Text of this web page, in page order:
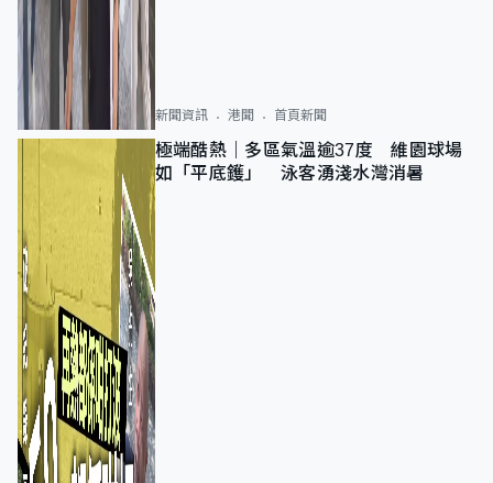
新聞資訊 港聞 首頁新聞
極端酷熱｜多區氣溫逾37度 維園球場
如「平底鑊」 泳客湧淺水灣消暑